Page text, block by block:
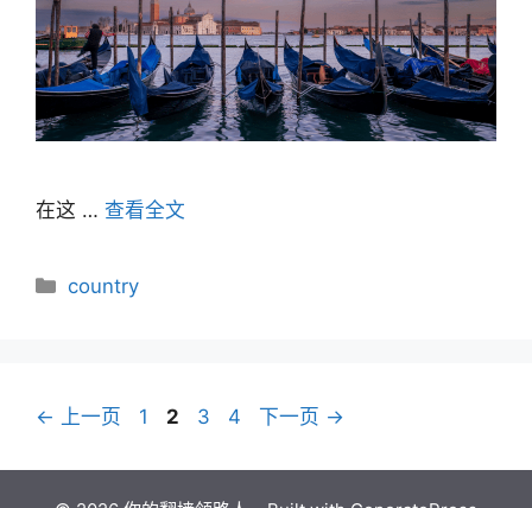
在这 … 查看全文
分
country
← 上一页
页
1
页
2
页
3
页
4 下一页 →